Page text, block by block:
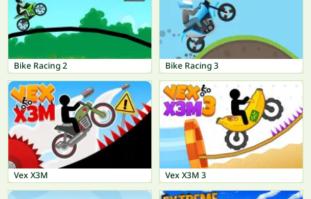
Bike Racing 2 Bike Racing 3
Vex X3M Vex X3M 3